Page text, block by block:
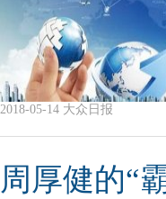
2018-05-14 大众日报
周厚健的“